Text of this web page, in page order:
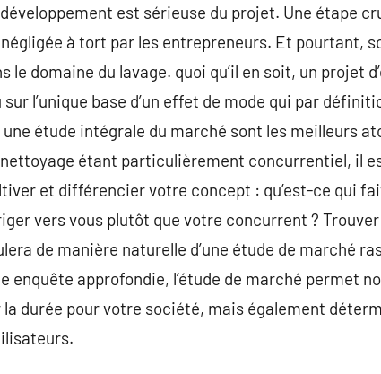
est sérieuse du projet. Une étape
à tort par les entrepreneurs. Et pourtant,
le domaine du lavage. quoi qu’il en soit, un projet
l’unique base d’un effet de mode qui par
étude intégrale du marché sont les meilleurs
étant particulièrement concurrentiel, il
et différencier votre concept : qu’est-ce qui
vers vous plutôt que votre concurrent ?
de manière naturelle d’une étude de marché
enquête approfondie, l’étude de marché permet
la durée pour votre société, mais également